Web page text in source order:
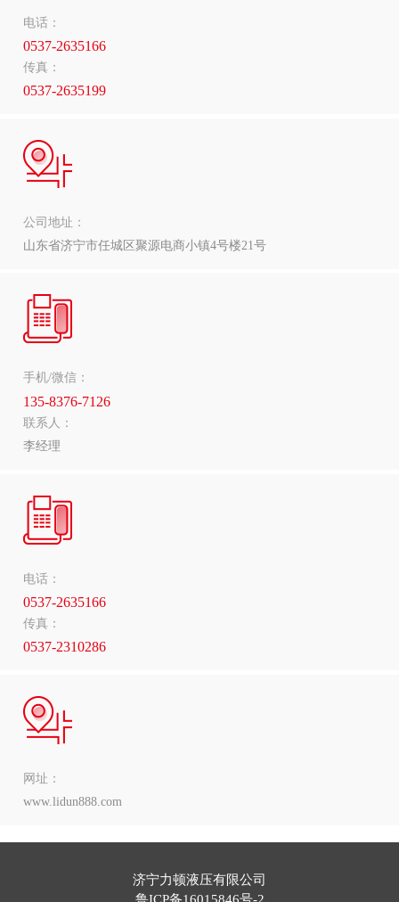
电话：
0537-2635166
传真：
0537-2635199
公司地址：
山东省济宁市任城区聚源电商小镇4号楼21号
手机/微信：
135-8376-7126
联系人：
李经理
电话：
0537-2635166
传真：
0537-2310286
网址：
www.lidun888.com
济宁力顿液压有限公司